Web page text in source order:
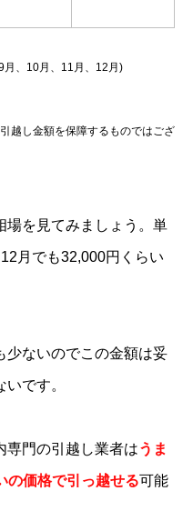
、10月、11月、12月)
越し金額を保障するものではござ
場を見てみましょう。単
月でも32,000円くらい
少ないのでこの金額は妥
です。
専門の引越し業者はうま
の価格で引っ越せる可能